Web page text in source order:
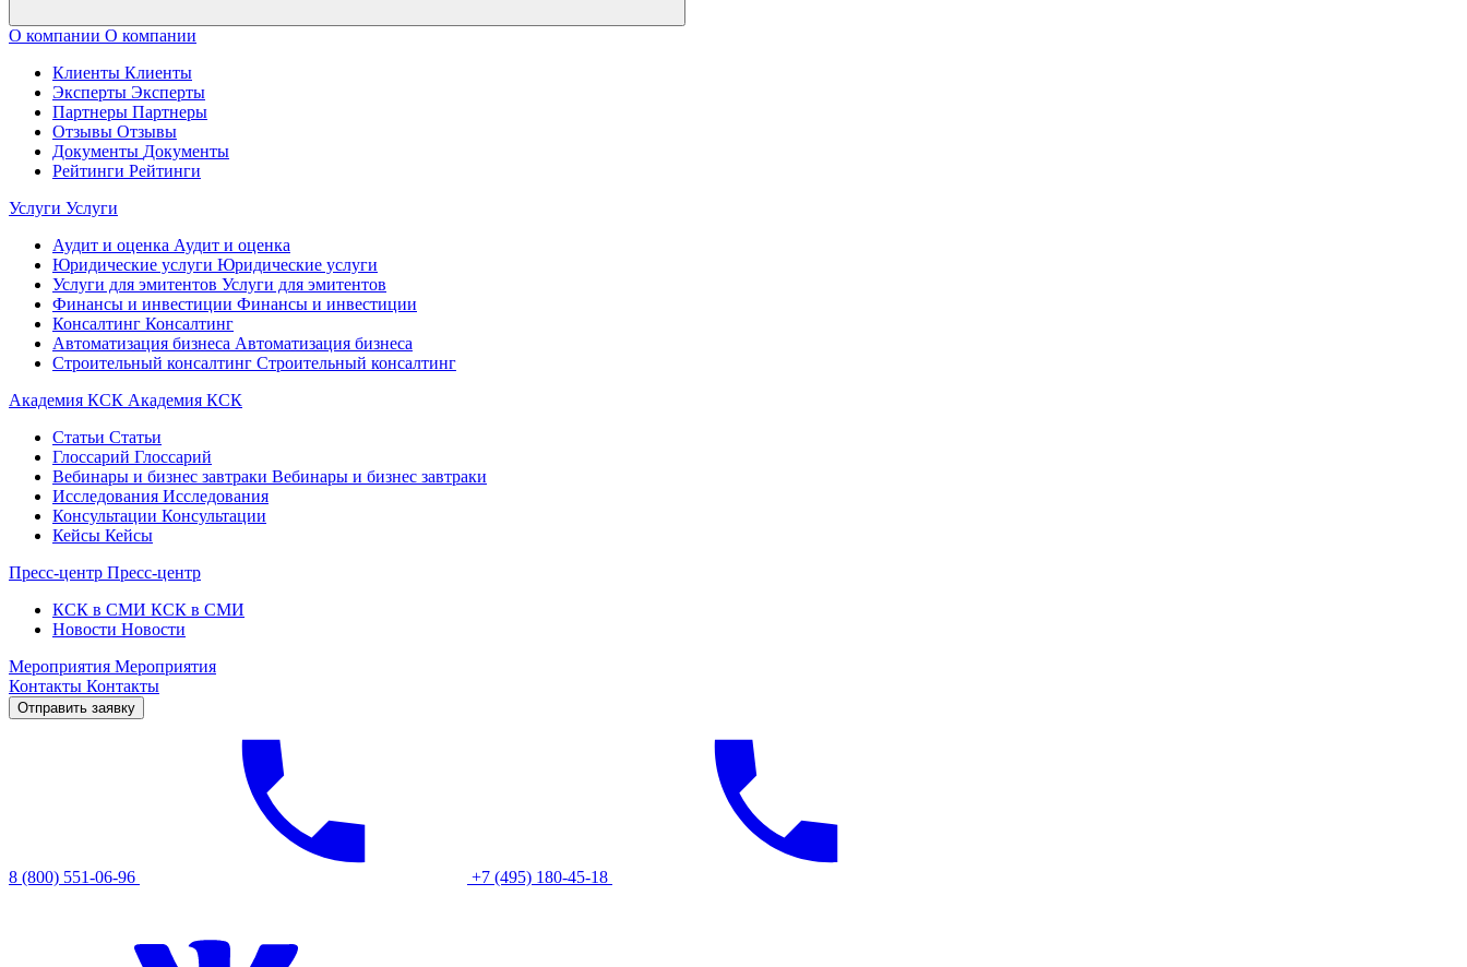
О компании О компании
Клиенты Клиенты
Эксперты Эксперты
Партнеры Партнеры
Отзывы Отзывы
Документы Документы
Рейтинги Рейтинги
Услуги Услуги
Аудит и оценка Аудит и оценка
Юридические услуги Юридические услуги
Услуги для эмитентов Услуги для эмитентов
Финансы и инвестиции Финансы и инвестиции
Консалтинг Консалтинг
Автоматизация бизнеса Автоматизация бизнеса
Строительный консалтинг Строительный консалтинг
Академия КСК Академия КСК
Статьи Статьи
Глоссарий Глоссарий
Вебинары и бизнес завтраки Вебинары и бизнес завтраки
Исследования Исследования
Консультации Консультации
Кейсы Кейсы
Пресс-центр Пресс-центр
КСК в СМИ КСК в СМИ
Новости Новости
Мероприятия Мероприятия
Контакты Контакты
Отправить заявку
8 (800) 551-06-96 +7 (495) 180-45-18